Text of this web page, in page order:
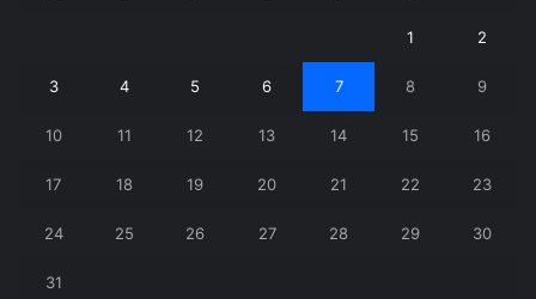
1 2
3 4 5 6 7 8 9
10 11 12 13 14 15 16
17 18 19 20 21 22 23
24 25 26 27 28 29 30
31